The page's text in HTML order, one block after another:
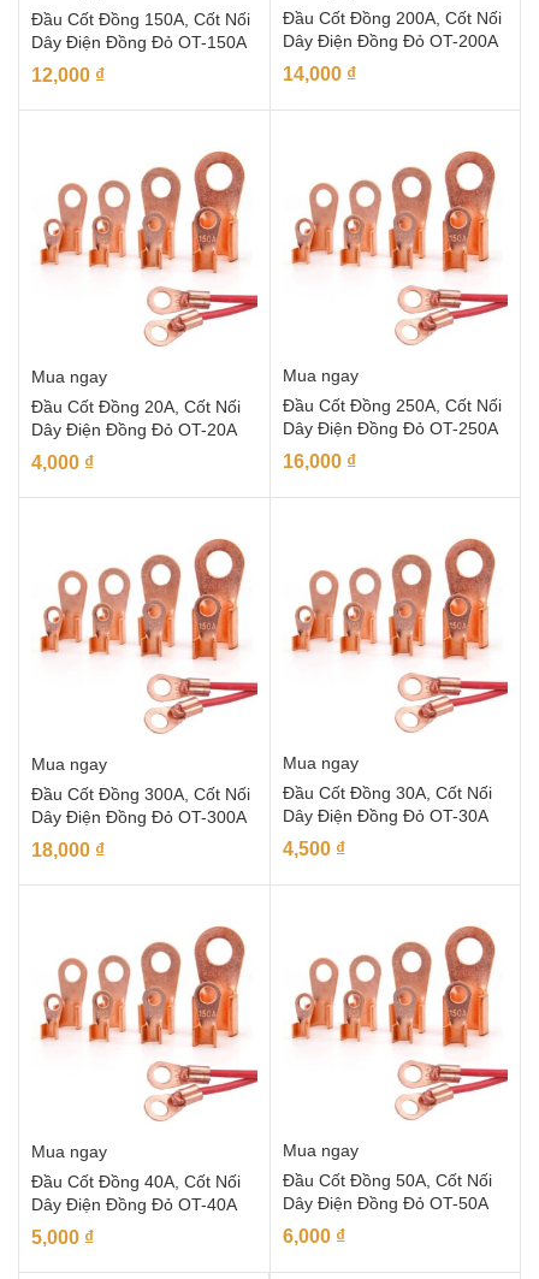
Đầu Cốt Đồng 150A, Cốt Nối
Dây Điện Đồng Đỏ OT-150A
12,000 ₫
Đầu Cốt Đồng 200A, Cốt Nối
Dây Điện Đồng Đỏ OT-200A
14,000 ₫
Mua ngay
Đầu Cốt Đồng 20A, Cốt Nối
Dây Điện Đồng Đỏ OT-20A
4,000 ₫
Mua ngay
Đầu Cốt Đồng 250A, Cốt Nối
Dây Điện Đồng Đỏ OT-250A
16,000 ₫
Mua ngay
Đầu Cốt Đồng 300A, Cốt Nối
Dây Điện Đồng Đỏ OT-300A
18,000 ₫
Mua ngay
Đầu Cốt Đồng 30A, Cốt Nối
Dây Điện Đồng Đỏ OT-30A
4,500 ₫
Mua ngay
Đầu Cốt Đồng 40A, Cốt Nối
Dây Điện Đồng Đỏ OT-40A
5,000 ₫
Mua ngay
Đầu Cốt Đồng 50A, Cốt Nối
Dây Điện Đồng Đỏ OT-50A
6,000 ₫